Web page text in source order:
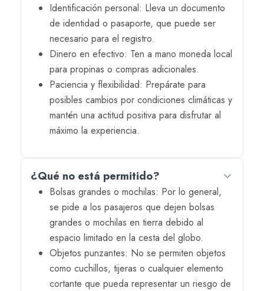
Identificación personal: Lleva un documento
de identidad o pasaporte, que puede ser
necesario para el registro.
Dinero en efectivo: Ten a mano moneda local
para propinas o compras adicionales.
Paciencia y flexibilidad: Prepárate para
posibles cambios por condiciones climáticas y
mantén una actitud positiva para disfrutar al
máximo la experiencia.
¿Qué no está permitido?
Bolsas grandes o mochilas: Por lo general,
se pide a los pasajeros que dejen bolsas
grandes o mochilas en tierra debido al
espacio limitado en la cesta del globo.
Objetos punzantes: No se permiten objetos
como cuchillos, tijeras o cualquier elemento
cortante que pueda representar un riesgo de